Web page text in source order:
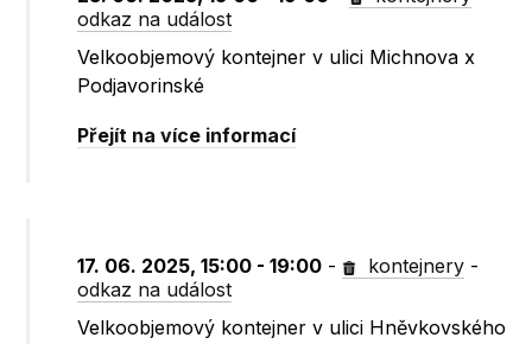
odkaz na událost
Velkoobjemový kontejner v ulici Michnova x
Podjavorinské
Přejít na více informací
17. 06. 2025, 15:00 - 19:00 - kontejnery -
odkaz na událost
Velkoobjemový kontejner v ulici Hněvkovského